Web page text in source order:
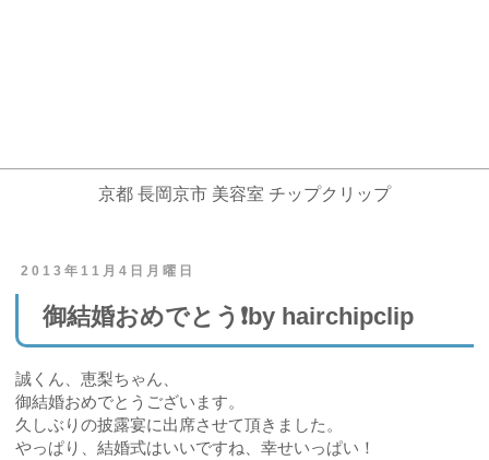
京都 長岡京市 美容室 チップクリップ
2013年11月4日月曜日
御結婚おめでとう❗️by hairchipclip
誠くん、恵梨ちゃん、
御結婚おめでとうございます。
久しぶりの披露宴に出席させて頂きました。
やっぱり、結婚式はいいですね、幸せいっぱい！